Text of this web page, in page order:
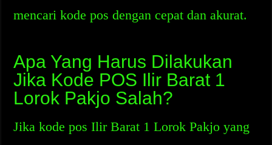
mencari kode pos dengan cepat dan akurat.
Apa Yang Harus Dilakukan
Jika Kode POS Ilir Barat 1
Lorok Pakjo Salah?
Jika kode pos Ilir Barat 1 Lorok Pakjo yang